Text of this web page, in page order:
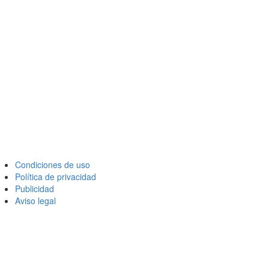
Condiciones de uso
Política de privacidad
Publicidad
Aviso legal